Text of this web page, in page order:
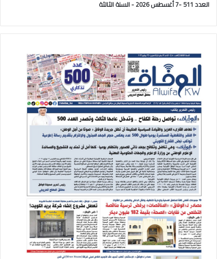
العدد 511 -7 أغسطس 2026 - السنة الثالثة